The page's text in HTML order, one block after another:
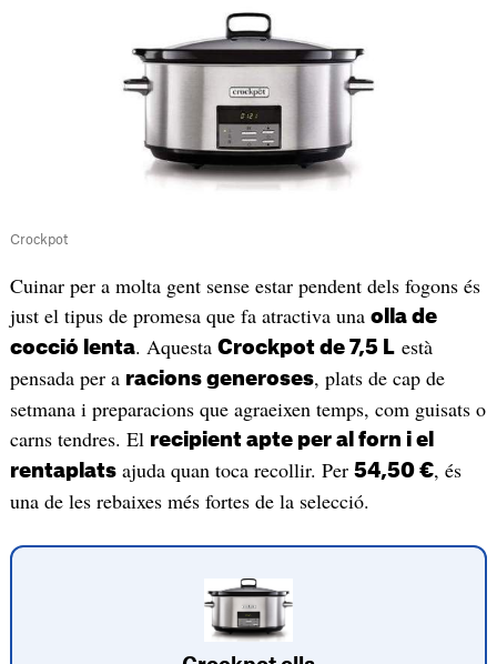
Crockpot
Cuinar per a molta gent sense estar pendent dels fogons és
just el tipus de promesa que fa atractiva una olla de
cocció lenta. Aquesta Crockpot de 7,5 Lestà
pensada per a racions generoses, plats de cap de
setmana i preparacions que agraeixen temps, com guisats o
carns tendres. El recipient apte per al forn i el
rentaplatsajuda quan toca recollir. Per 54,50 €, és
una de les rebaixes més fortes de la selecció.